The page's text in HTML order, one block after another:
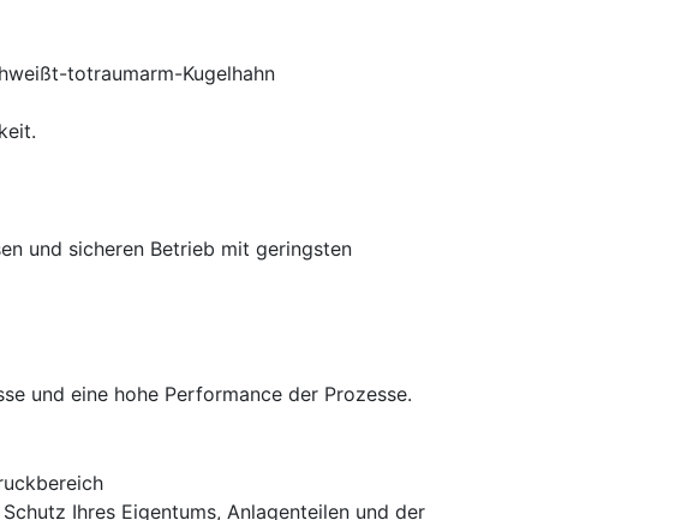
und sicheren Betrieb mit geringsten
und eine hohe Performance der Prozesse.
Ihres Eigentums, Anlagenteilen und der